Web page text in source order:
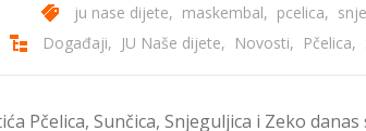
ju nase dijete, maskembal, pcelica,
Događaji, JU Naše dijete, Novosti, Pčelica,
Pčelica, Sunčica, Snjeguljica i Zeko